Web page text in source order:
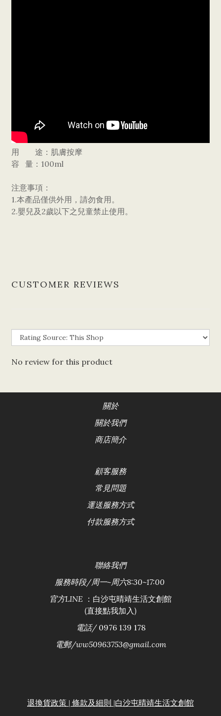
用 途：肌膚按摩
容 量：100ml
注意事項：
1.本產品僅供外用，請勿食用。
2.嬰兒及2歲以下之兒童禁止使用。
CUSTOMER REVIEWS
No review for this product
關於
關於我們
商店簡介
顧客服務
常見問題
運送服務方式
付款服務方式
聯絡我們
服務時段/周一~周六8:30~17:00
官方LINE ：白沙屯晴靖生活文創館
(直接點我加入)
電話/ 0976 139 178
電郵/ww50963753@gmail.com
退換貨政策 | 條款及細則 |白沙屯晴靖生活文創館